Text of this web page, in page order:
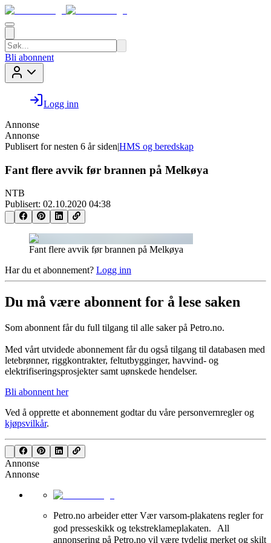
Bli abonnent
Logg inn
Annonse
Annonse
Publisert for nesten 6 år siden|HMS og beredskap
Fant flere avvik før brannen på Melkøya
NTB
Publisert: 02.10.2020 04:38
Fant flere avvik før brannen på Melkøya
Har du et abonnement? Logg inn
Du må være abonnent for å lese saken
Som abonnent får du full tilgang til alle saker på Petro.no.
Med vårt utvidede abonnement får du også tilgang til databasen med
letebrønner, riggkontrakter, feltutbygginger, havvind- og
elektrifiseringsprosjekter samt uønskede hendelser.
Bli abonnent her
Ved å opprette et abonnement godtar du våre personvernreglerog
kjøpsvilkår.
Annonse
Annonse
Petro.no arbeider etter Vær varsom-plakatens regler for
god presseskikk og tekstreklameplakaten. All
annonsering på Petro.no vil være tydelig merket og skilt